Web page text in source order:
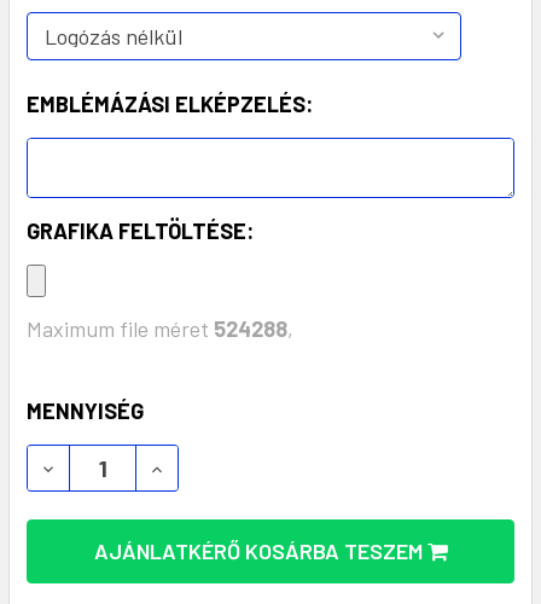
EMBLÉMÁZÁSI ELKÉPZELÉS:
GRAFIKA FELTÖLTÉSE:
Maximum file méret 524288,
KÉSZLET:
MENNYISÉG
KÖRNYEZETBARÁT 300D RPET HŰTŐTÁSKA – 3
KÖRNYEZETBARÁT 300D RPET
AJÁNLATKÉRŐ KOSÁRBA TESZEM